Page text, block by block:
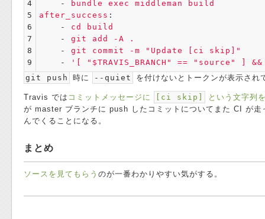
4
5
6
7
8
9
-
bundle exec middleman build
after_success :
-
cd build
-
git add -A .
-
git commit -m "Update [ci skip]"
-
' "$TRAVIS_BRANCH" == "source"
&&
git push
時に --quiet を付けないとトークンが表示され
Travis では コミットメッセージに [ci skip]
という文字列
が master ブランチに push したコミットについてまた CI が
んでくることになる。
まとめ
ソースを見てもらう のが一番わかりやすい気がする。